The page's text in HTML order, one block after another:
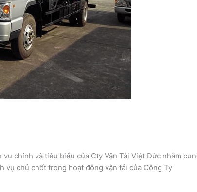
chính và tiêu biểu của Cty Vận Tải Việt Đức nhằm
vụ chủ chốt trong hoạt động vận tải của Công Ty